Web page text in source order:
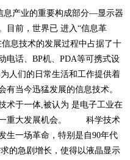
产业的重要构成部分—显示器
目前，世界已 进入 “信息革
息技术的发展过程中占据了十
电话、 BP机、 PDA等可携式设
人们的日常生活和工作提供着
有当今迅猛发展的信息技术。
术于一体 被认为 是电子工业在
一重大发展机会。 科学技术
生一场革命，特别是自90年代
的急剧增长，使得以液晶显示